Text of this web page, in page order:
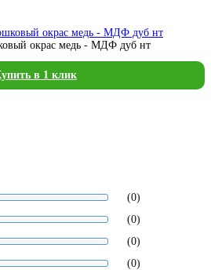
окрас медь - МДФ дуб нт
в 1 клик
(0)
(0)
(0)
(0)